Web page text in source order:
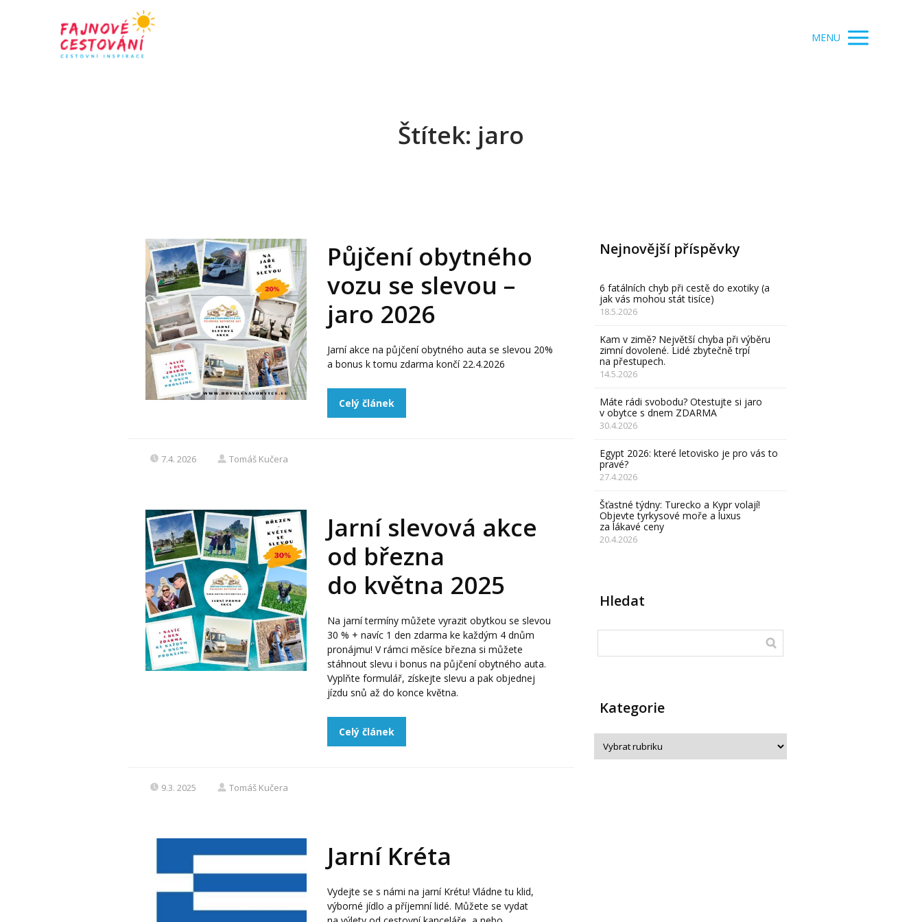
MENU
Štítek: jaro
Půjčení obytného
vozu se slevou –
jaro 2026
Jarní akce na půjčení obytného auta se slevou 20%
a bonus k tomu zdarma končí 22.4.2026
Celý článek
7.4. 2026 Tomáš Kučera
Jarní slevová akce
od března
do května 2025
Na jarní termíny můžete vyrazit obytkou se slevou
30 % + navíc 1 den zdarma ke každým 4 dnům
pronájmu! V rámci měsíce března si můžete
stáhnout slevu i bonus na půjčení obytného auta.
Vyplňte formulář, získejte slevu a pak objednej
jízdu snů až do konce května.
Celý článek
9.3. 2025 Tomáš Kučera
Jarní Kréta
Vydejte se s námi na jarní Krétu! Vládne tu klid,
výborné jídlo a příjemní lidé. Můžete se vydat
Nejnovější příspěvky
6 fatálních chyb při cestě do exotiky (a
jak vás mohou stát tisíce)
18.5.2026
Kam v zimě? Největší chyba při výběru
zimní dovolené. Lidé zbytečně trpí
na přestupech.
14.5.2026
Máte rádi svobodu? Otestujte si jaro
v obytce s dnem ZDARMA
30.4.2026
Egypt 2026: které letovisko je pro vás to
pravé?
27.4.2026
Šťastné týdny: Turecko a Kypr volají!
Objevte tyrkysové moře a luxus
za lákavé ceny
20.4.2026
Hledat
Kategorie